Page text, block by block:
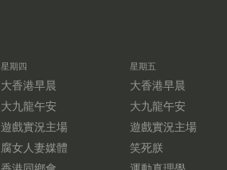
星期四
大香港早晨
大九龍午安
遊戲實況主場
腐女人妻媒體
星期五
大香港早晨
大九龍午安
遊戲實況主場
笑死朕